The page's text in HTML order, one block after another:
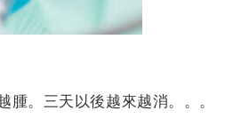
。三天以後越來越消。。。